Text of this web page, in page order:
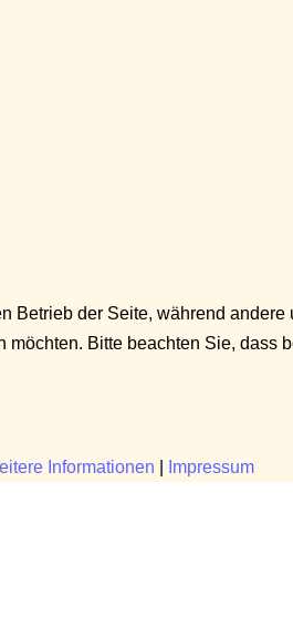
der Seite, während
Bitte beachten Sie,
Informationen Impressum